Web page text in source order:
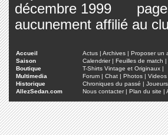
aucunement affilié au
Accueil Actus | Archives | Proposer un
Saison
Calendrier| Feuilles de match |
Boutique
T-Shirts Vintage et Originaux |
Multimedia
Forum | Chat | Photos | Videos
Historique
Chroniques du passé | Joueurs
AllezSedan.com
Nous contacter| Plan du site |